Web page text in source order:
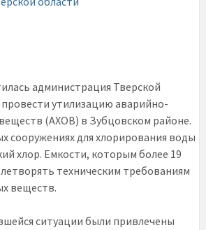
администрация Тверской
утилизацию аварийно-
(АХОВ) в Зубцовском районе.
сооружениях для хлорирования воды
хлор. Емкости, которым более 19
техническим требованиям
веществ.
ситуации были привлечены